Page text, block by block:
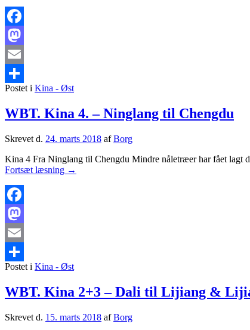
Facebook
Mastodon
Email
Share
Postet i Kina - Øst
WBT. Kina 4. – Ninglang til Chengdu
Skrevet d. 24. marts 2018 afBorg
Kina 4 Fra Ninglang til Chengdu Mindre nåletræer har fået lagt
Fortsæt læsning WBT.
→
Facebook
Mastodon
Email
Share
Postet i Kina - Øst
WBT. Kina 2+3 – Dali til Lijiang &
Skrevet d. 15. marts 2018 afBorg